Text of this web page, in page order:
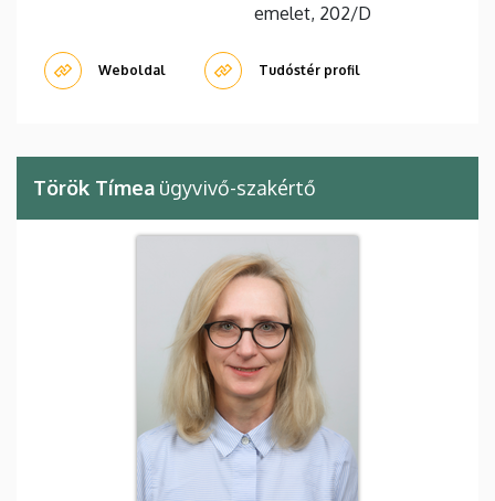
emelet, 202/D
Weboldal Tudóstér profil
Török Tímea ügyvivő-szakértő